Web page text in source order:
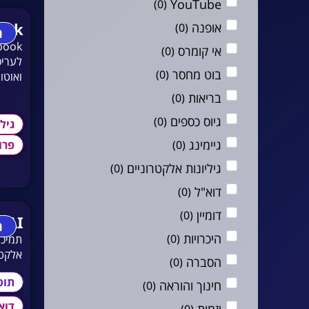
YouTube
(
0
)
אופנה (
0
)
אי קומרס (
0
)
בוט מחסר (
0
)
בריאות (
0
)
גיוס כספים (
0
)
גיימינג (
0
)
גיליונות אלקטרוניים (
0
)
דוא"ל (
0
)
דומיין (
0
)
היכרויות (
0
)
הסברה (
0
)
חינוך והוראה (
0
)
AI